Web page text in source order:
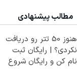
مطالب پیشنهادی
هنوز 50 تتر رو دریافت
نکردی؟ | رایگان ثبت
نام کن و رایگان شروع